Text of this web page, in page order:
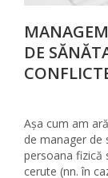
DE
Așa cum am
de manager de
persoana fizică
cerute (nn. în